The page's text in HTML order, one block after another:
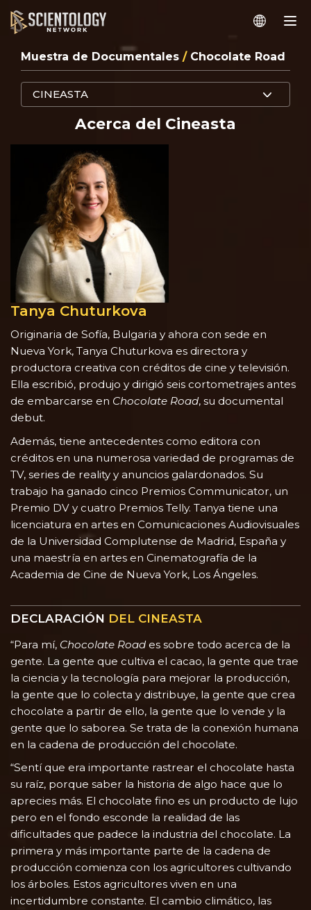
Muestra de Documentales / Chocolate Road
CINEASTA
Acerca del Cineasta
Tanya Chuturkova
Originaria de Sofía, Bulgaria y ahora con sede en
Nueva York, Tanya Chuturkova es directora y
productora creativa con créditos de cine y televisión.
Ella escribió, produjo y dirigió seis cortometrajes antes
de embarcarse en Chocolate Road, su documental
debut.
Además, tiene antecedentes como editora con
créditos en una numerosa variedad de programas de
TV, series de reality y anuncios galardonados. Su
trabajo ha ganado cinco Premios Communicator, un
Premio DV y cuatro Premios Telly. Tanya tiene una
licenciatura en artes en Comunicaciones Audiovisuales
de la Universidad Complutense de Madrid, España y
una maestría en artes en Cinematografía de la
Academia de Cine de Nueva York, Los Ángeles.
DECLARACIÓN DEL CINEASTA
“Para mí, Chocolate Roades sobre todo acerca de la
gente. La gente que cultiva el cacao, la gente que trae
la ciencia y la tecnología para mejorar la producción,
la gente que lo colecta y distribuye, la gente que crea
chocolate a partir de ello, la gente que lo vende y la
gente que lo saborea. Se trata de la conexión humana
en la cadena de producción del chocolate.
“Sentí que era importante rastrear el chocolate hasta
su raíz, porque saber la historia de algo hace que lo
aprecies más. El chocolate fino es un producto de lujo
pero en el fondo esconde la realidad de las
dificultades que padece la industria del chocolate. La
primera y más importante parte de la cadena de
producción comienza con los agricultores cultivando
los árboles. Estos agricultores viven en una
incertidumbre constante. El cambio climático, las